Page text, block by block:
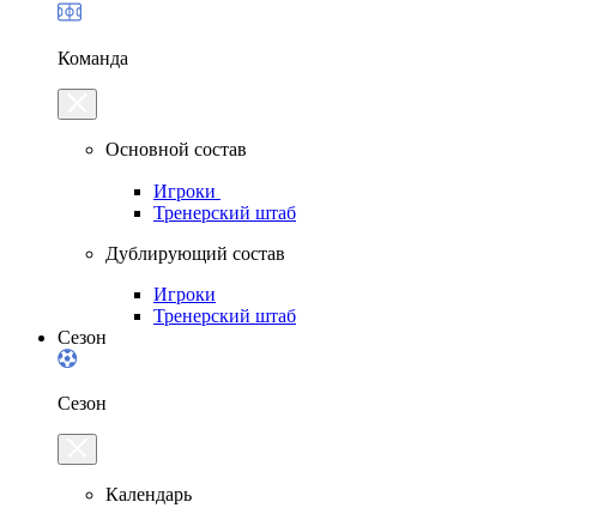
Команда
Основной состав
Игроки
Тренерский штаб
Дублирующий состав
Игроки
Тренерский штаб
Сезон
Сезон
Календарь